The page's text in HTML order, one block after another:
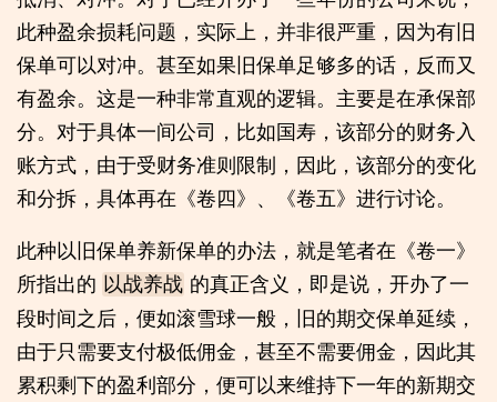
此种盈余损耗问题，实际上，并非很严重，因为有旧
保单可以对冲。甚至如果旧保单足够多的话，反而又
有盈余。这是一种非常直观的逻辑。主要是在承保部
分。对于具体一间公司，比如国寿，该部分的财务入
账方式，由于受财务准则限制，因此，该部分的变化
和分拆，具体再在《卷四》、《卷五》进行讨论。
此种以旧保单养新保单的办法，就是笔者在《卷一》
所指出的 以战养战 的真正含义，即是说，开办了一
段时间之后，便如滚雪球一般，旧的期交保单延续，
由于只需要支付极低佣金，甚至不需要佣金，因此其
累积剩下的盈利部分，便可以来维持下一年的新期交